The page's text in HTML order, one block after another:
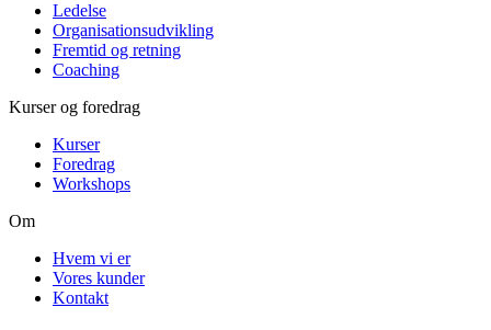
Ledelse
Organisationsudvikling
Fremtid og retning
Coaching
Kurser og foredrag
Kurser
Foredrag
Workshops
Om
Hvem vi er
Vores kunder
Kontakt